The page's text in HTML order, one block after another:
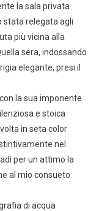
la sala privata
stata relegata agli
più vicina alla
sera, indossando
elegante, presi il
la sua imponente
e stoica
in seta color
nel
per un attimo la
al mio consueto
di acqua